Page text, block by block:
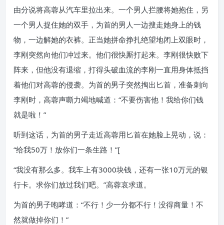
由分说将高蓉从汽车里拉出来。一个男人拦腰将她抱住，另
一个男人捉住她的双手，为首的男人一边搜走她身上的钱
物，一边解她的衣裤。正当她拼命挣扎绝望地闭上双眼时，
李刚突然向他们冲过来。他们很快厮打起来。李刚很快败下
阵来，但他没有退缩，打得头破血流的李刚一直用身体抵挡
着他们对高蓉的侵袭。为首的男子突然掏出匕首，准备刺向
李刚时，高蓉声嘶力竭地喊道：“不要伤害他！我给你们钱
就是啦！”
听到这话，为首的男子走近高蓉用匕首在她脸上晃动，说：
“给我50万！放你们一条生路！”[
“我没有那么多。我车上有3000块钱，还有一张10万元的银
行卡。求你们放过我们吧。”高蓉哀求道。
为首的男子咆哮道：“不行！少一分都不行！没得商量！不
然就做掉你们！”